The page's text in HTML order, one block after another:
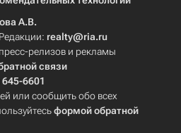
А.В.
realty@ria.ru
релизов и рекламы
связи
6601
или сообщить обо всех
формой обратной